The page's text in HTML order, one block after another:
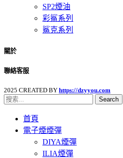
SP2煙油
彩鯊系列
鯊克系列
關於
聯絡客服
2025 CREATED BY https://dzyyou.com
Search
首頁
電子煙煙彈
DIYA煙彈
ILIA煙彈